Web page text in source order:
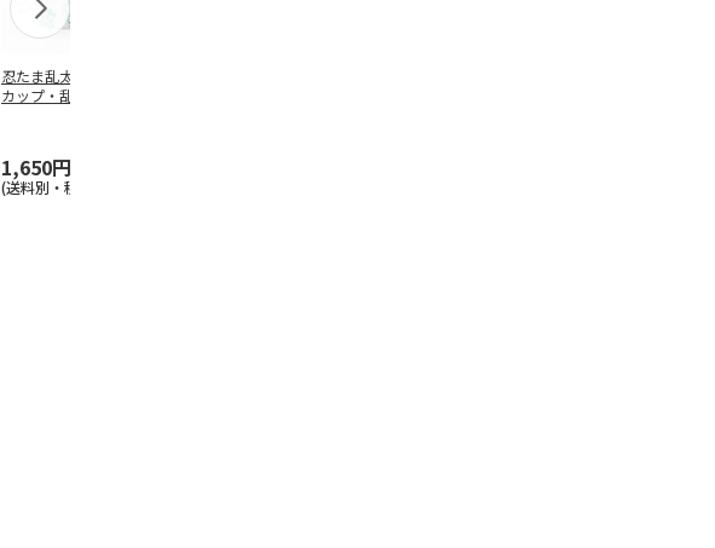
忍たま乱太郎 マグ
カップ・乱太郎・き
1,650円
(送料別・税込)